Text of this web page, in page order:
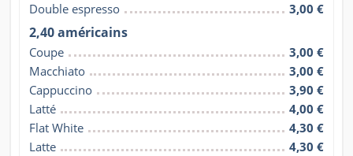
Double espresso
3,00 €
2,40 américains
Coupe
3,00 €
Macchiato
3,00 €
Cappuccino
3,90 €
Latté
4,00 €
Flat White
4,30 €
Latte
4,30 €